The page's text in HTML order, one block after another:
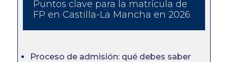
Puntos clave para la matrícula de
FP en Castilla-La Mancha en 2026
Proceso de admisión: qué debes saber